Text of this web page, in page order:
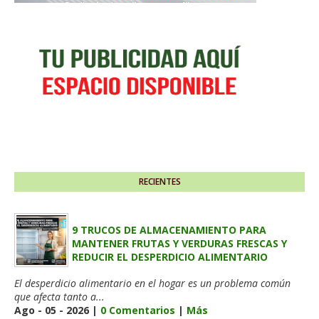
RECIENTES
9 TRUCOS DE ALMACENAMIENTO PARA
MANTENER FRUTAS Y VERDURAS FRESCAS Y
REDUCIR EL DESPERDICIO ALIMENTARIO
El desperdicio alimentario en el hogar es un problema común
que afecta tanto a...
Ago - 05 - 2026 | 0 Comentarios | Más